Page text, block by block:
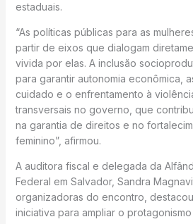
estaduais.
“As políticas públicas para as
partir de eixos que dialogam
vivida por elas. A inclusão
para garantir autonomia econômica,
cuidado e o enfrentamento à
transversais no governo, que
na garantia de direitos e no
feminino”, afirmou.
A auditora fiscal e delegada da
Federal em Salvador, Sandra
organizadoras do encontro,
iniciativa para ampliar o